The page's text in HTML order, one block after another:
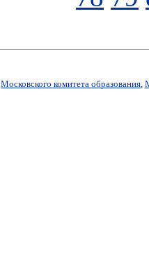
Московского комитета образования,